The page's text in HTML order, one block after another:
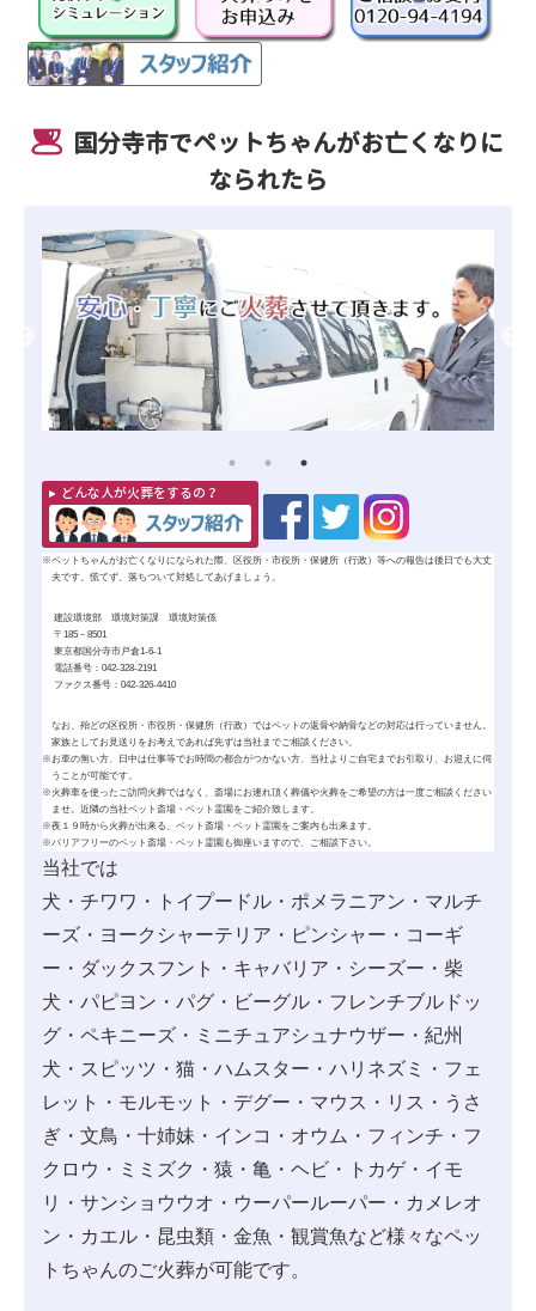
国分寺市でペットちゃんがお亡くなりに
なられたら
どんな人が火葬をするの？
※ペットちゃんがお亡くなりになられた際、区役所・市役所・保健所（行政）等への報告は後日でも大丈
夫です。慌てず、落ちついて対処してあげましょう。
建設環境部 環境対策課 環境対策係
〒185－8501
東京都国分寺市戸倉1-6-1
電話番号：042-328-2191
ファクス番号：042-326-4410
なお、殆どの区役所・市役所・保健所（行政）ではペットの返骨や納骨などの対応は行っていません。
家族としてお見送りをお考えであれば先ずは当社までご相談ください。
※お車の無い方、日中は仕事等でお時間の都合がつかない方、当社よりご自宅までお引取り、お迎えに伺
うことが可能です。
※ 火葬車を使ったご訪問火葬ではなく、斎場にお連れ頂く葬儀や火葬をご希望の方は一度ご相談ください
ませ。近隣の当社ペット斎場・ペット霊園をご紹介致します。
※夜１９時から火葬が出来る、ペット斎場・ペット霊園をご案内も出来ます。
※バリアフリーのペット斎場・ペット霊園も御座いますので、ご相談下さい。
当社では
犬・チワワ・トイプードル・ポメラニアン・マルチ
ーズ・ヨークシャーテリア・ピンシャー・コーギ
ー・ダックスフント・キャバリア・シーズー・柴
犬・パピヨン・パグ・ビーグル・フレンチブルドッ
グ・ペキニーズ・ミニチュアシュナウザー・紀州
犬・スピッツ・猫・ハムスター・ハリネズミ・フェ
レット・モルモット・デグー・マウス・リス・うさ
ぎ・文鳥・十姉妹・インコ・オウム・フィンチ・フ
クロウ・ミミズク・猿・亀・ヘビ・トカゲ・イモ
リ・サンショウウオ・ウーパールーパー・カメレオ
ン・カエル・昆虫類・金魚・観賞魚など様々なペッ
トちゃんのご火葬が可能です。